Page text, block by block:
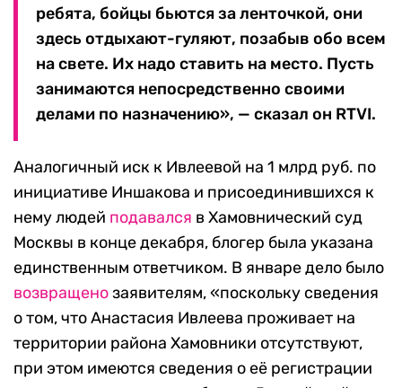
ребята, бойцы бьются за ленточкой, они
здесь отдыхают-гуляют, позабыв обо всем
на свете. Их надо ставить на место. Пусть
занимаются непосредственно своими
делами по назначению», — сказал он RTVI.
Аналогичный иск к Ивлеевой на 1 млрд руб. по
инициативе Иншакова и присоединившихся к
нему людей подавался в Хамовнический суд
Москвы в конце декабря, блогер была указана
единственным ответчиком. В январе дело было
возвращенозаявителям, «поскольку сведения
о том, что Анастасия Ивлеева проживает на
территории района Хамовники отсутствуют,
при этом имеются сведения о её регистрации